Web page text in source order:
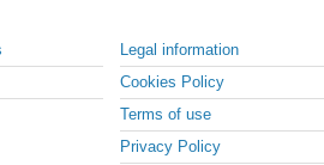
Legal information
Cookies Policy
Terms of use
Privacy Policy